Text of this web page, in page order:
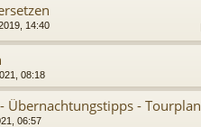
14:40
08:18
Übernachtungstipps - Tourplan
06:57